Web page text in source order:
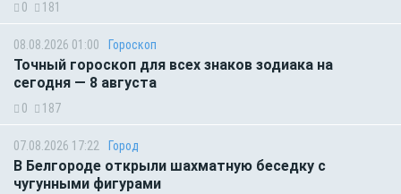
0 181
08.08.2026 01:00 Гороскоп
Точный гороскоп для всех знаков зодиака на
сегодня — 8 августа
0 187
07.08.2026 17:22 Город
В Белгороде открыли шахматную беседку с
чугунными фигурами